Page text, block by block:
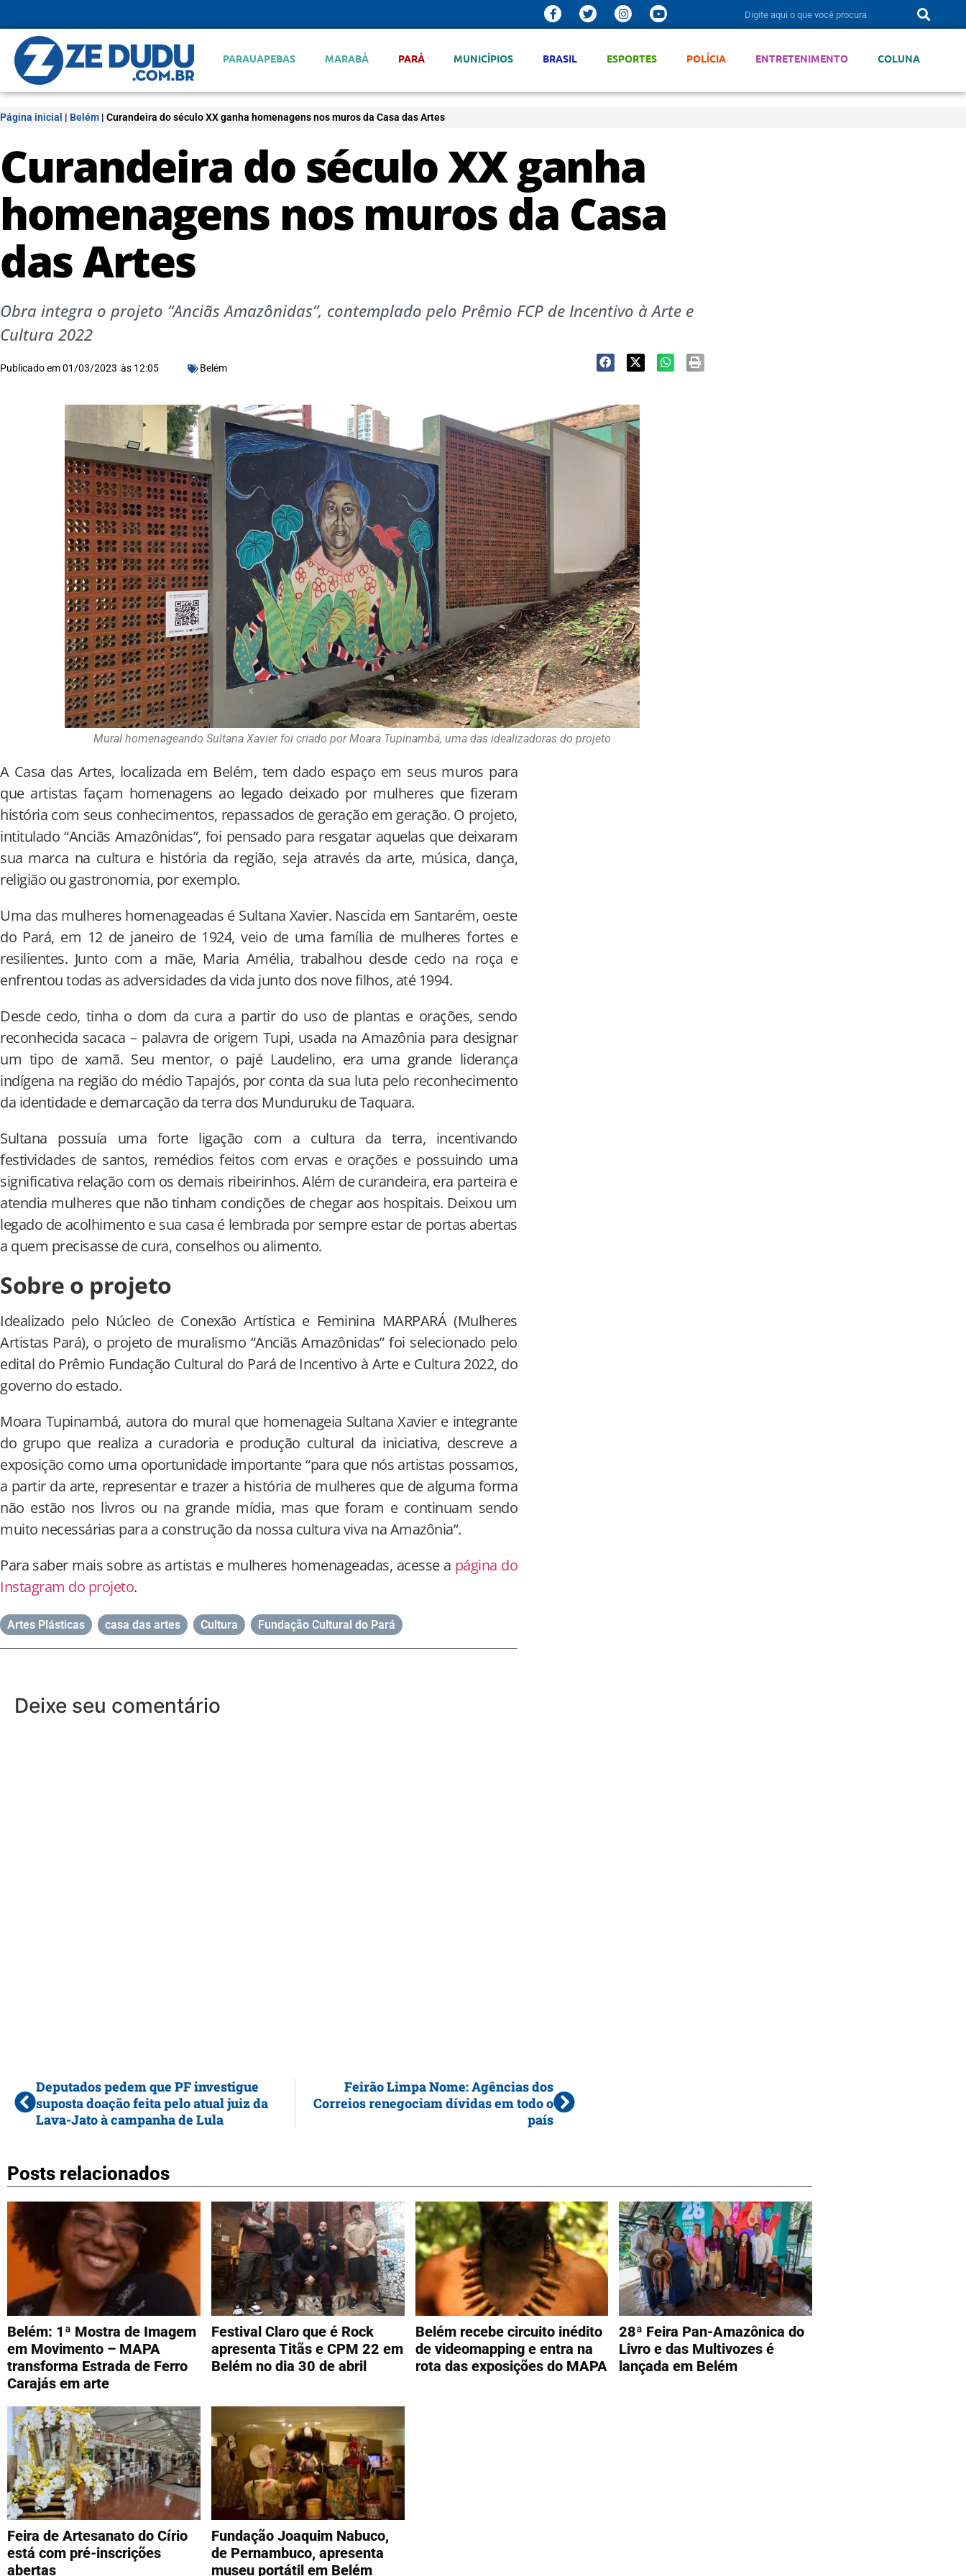
PARAUAPEBAS MARABÁ PARÁ MUNICÍPIOS BRASIL ESPORTES POLÍCIA ENTRETENIMENTO COLUNA
Página inicial | Belém | Curandeira do século XX ganha homenagens nos muros da Casa das Artes
Curandeira do século XX ganha
homenagens nos muros da Casa
das Artes
Obra integra o projeto “Anciãs Amazônidas”, contemplado pelo Prêmio FCP de Incentivo à Arte e
Cultura 2022
Publicado em01/03/2023 às 12:05 Belém
Mural homenageando Sultana Xavier foi criado por Moara Tupinambá, uma das idealizadoras do projeto
A Casa das Artes, localizada em Belém, tem dado espaço em seus muros para
que artistas façam homenagens ao legado deixado por mulheres que fizeram
história com seus conhecimentos, repassados de geração em geração. O projeto,
intitulado “Anciãs Amazônidas”, foi pensado para resgatar aquelas que deixaram
sua marca na cultura e história da região, seja através da arte, música, dança,
religião ou gastronomia, por exemplo.
Uma das mulheres homenageadas é Sultana Xavier. Nascida em Santarém, oeste
do Pará, em 12 de janeiro de 1924, veio de uma família de mulheres fortes e
resilientes. Junto com a mãe, Maria Amélia, trabalhou desde cedo na roça e
enfrentou todas as adversidades da vida junto dos nove filhos, até 1994.
Desde cedo, tinha o dom da cura a partir do uso de plantas e orações, sendo
reconhecida sacaca – palavra de origem Tupi, usada na Amazônia para designar
um tipo de xamã. Seu mentor, o pajé Laudelino, era uma grande liderança
indígena na região do médio Tapajós, por conta da sua luta pelo reconhecimento
da identidade e demarcação da terra dos Munduruku de Taquara.
Sultana possuía uma forte ligação com a cultura da terra, incentivando
festividades de santos, remédios feitos com ervas e orações e possuindo uma
significativa relação com os demais ribeirinhos. Além de curandeira, era parteira e
atendia mulheres que não tinham condições de chegar aos hospitais. Deixou um
legado de acolhimento e sua casa é lembrada por sempre estar de portas abertas
a quem precisasse de cura, conselhos ou alimento.
Sobre o projeto
Idealizado pelo Núcleo de Conexão Artística e Feminina MARPARÁ (Mulheres
Artistas Pará), o projeto de muralismo “Anciãs Amazônidas” foi selecionado pelo
edital do Prêmio Fundação Cultural do Pará de Incentivo à Arte e Cultura 2022, do
governo do estado.
Moara Tupinambá, autora do mural que homenageia Sultana Xavier e integrante
do grupo que realiza a curadoria e produção cultural da iniciativa, descreve a
exposição como uma oportunidade importante “para que nós artistas possamos,
a partir da arte, representar e trazer a história de mulheres que de alguma forma
não estão nos livros ou na grande mídia, mas que foram e continuam sendo
muito necessárias para a construção da nossa cultura viva na Amazônia”.
Para saber mais sobre as artistas e mulheres homenageadas, acesse a página do
Instagram do projeto.
Artes Plásticas casa das artes Cultura Fundação Cultural do Pará
Deixe seu comentário
Deputados pedem que PF investigue
suposta doação feita pelo atual juiz da
Lava-Jato à campanha de Lula
Feirão Limpa Nome: Agências dos
Correios renegociam dívidas em todo o
país
Posts relacionados
Belém: 1ª Mostra de Imagem
em Movimento – MAPA
transforma Estrada de Ferro
Carajás em arte
Festival Claro que é Rock
apresenta Titãs e CPM 22 em
Belém no dia 30 de abril
Belém recebe circuito inédito
de videomapping e entra na
rota das exposições do MAPA
28ª Feira Pan-Amazônica do
Livro e das Multivozes é
lançada em Belém
Feira de Artesanato do Círio
está com pré-inscrições
abertas
Fundação Joaquim Nabuco,
de Pernambuco, apresenta
museu portátil em Belém